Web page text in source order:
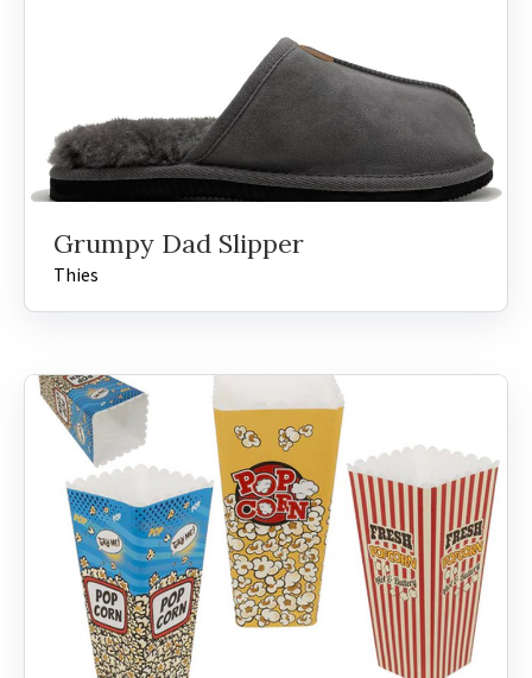
Grumpy Dad Slipper
Thies